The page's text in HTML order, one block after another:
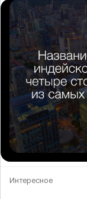
Интересное